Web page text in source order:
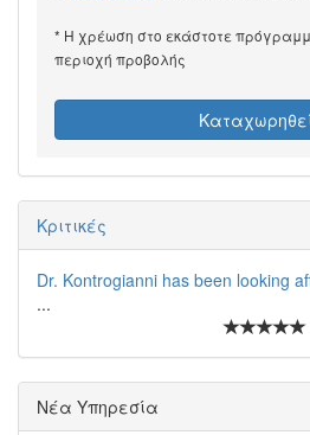
* Η χρέωση στο εκάστοτε
περιοχή προβολής
Κριτικές
Dr. Kontrogianni has been looking
...
Νέα Υπηρεσία